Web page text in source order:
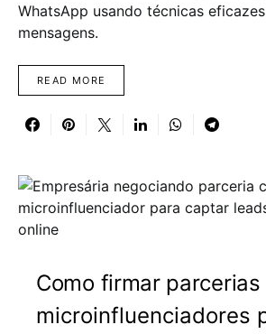
WhatsApp usando técnicas
mensagens.
READ MORE
Como firmar parcerias
microinfluenciadores